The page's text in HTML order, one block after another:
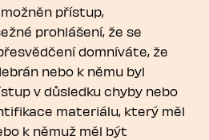
přístup,
prohlášení, že se
domníváte, že
nebo k němu byl
v důsledku chyby nebo
materiálu, který měl
k němuž měl být